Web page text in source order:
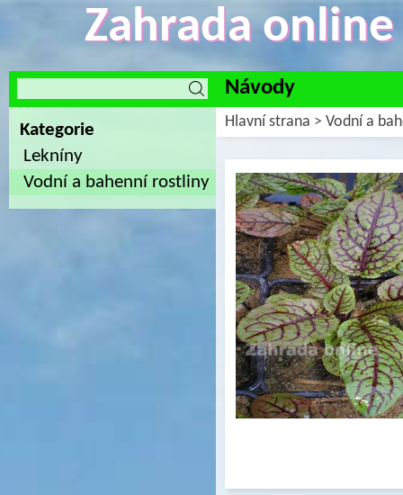
Zahrada
Návody
Kategorie
Lekníny
Vodní a bahenní rostliny
Hlavní strana > Vodní a